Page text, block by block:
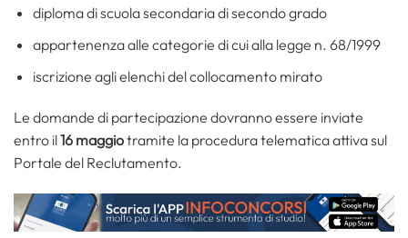
diploma di scuola secondaria di secondo grado
appartenenza alle categorie di cui alla legge n. 68/1999
iscrizione agli elenchi del collocamento mirato
Le domande di partecipazione dovranno essere inviate
entro il16 maggiotramite la procedura telematica attiva sul
Portale del Reclutamento.